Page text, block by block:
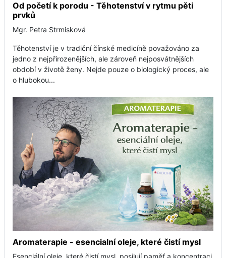
Od početí k porodu - Těhotenství v rytmu pěti
prvků
Mgr. Petra Strmisková
Těhotenství je v tradiční čínské medicíně považováno za
jedno z nejpřirozenějších, ale zároveň nejposvátnějších
období v životě ženy. Nejde pouze o biologický proces, ale
o hlubokou...
Aromaterapie - esencialní oleje, které čistí mysl
Esenciální oleje, které čistí mysl, posilují paměť a koncentraci